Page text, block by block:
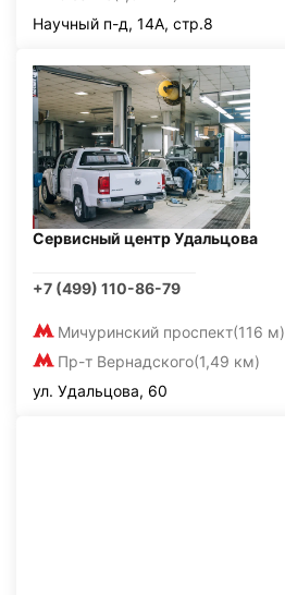
Научный п-д, 14А, стр.8
Сервисный центр Удальцова
+7 (499) 110-86-79
Мичуринский проспект(116 м)
Пр-т Вернадского(1,49 км)
ул. Удальцова, 60